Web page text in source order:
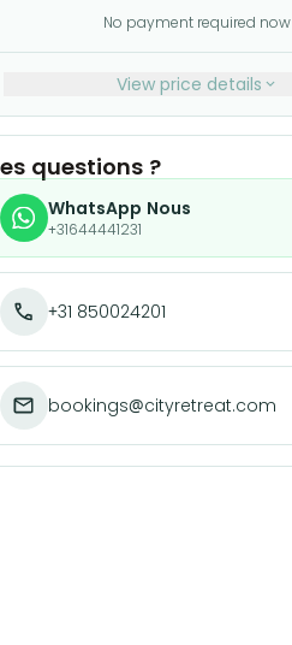
No payment required now
View price details
questions ?
WhatsApp Nous
+31644441231
+31 850024201
bookings@cityretreat.com